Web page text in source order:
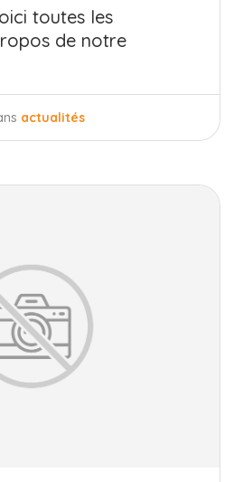
toutes les
de notre
actualités